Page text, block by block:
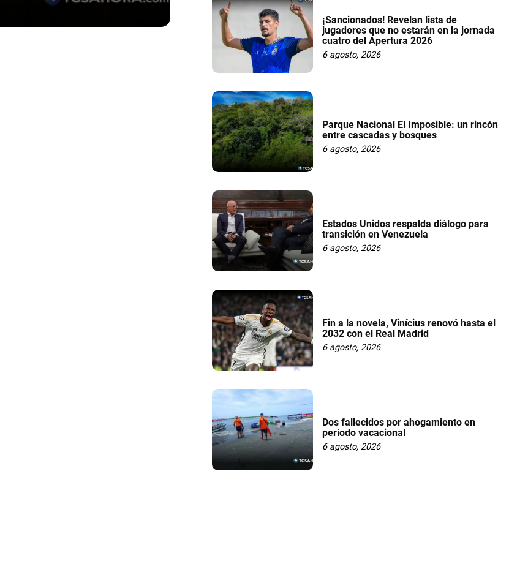
¡Sancionados! Revelan lista de
jugadores que no estarán en la jornada
cuatro del Apertura 2026
6 agosto, 2026
Parque Nacional El Imposible: un rincón
entre cascadas y bosques
6 agosto, 2026
Estados Unidos respalda diálogo para
transición en Venezuela
6 agosto, 2026
Fin a la novela, Vinícius renovó hasta el
2032 con el Real Madrid
6 agosto, 2026
Dos fallecidos por ahogamiento en
período vacacional
6 agosto, 2026